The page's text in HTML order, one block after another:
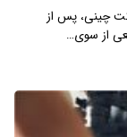
چینی، پس از
از سوی…